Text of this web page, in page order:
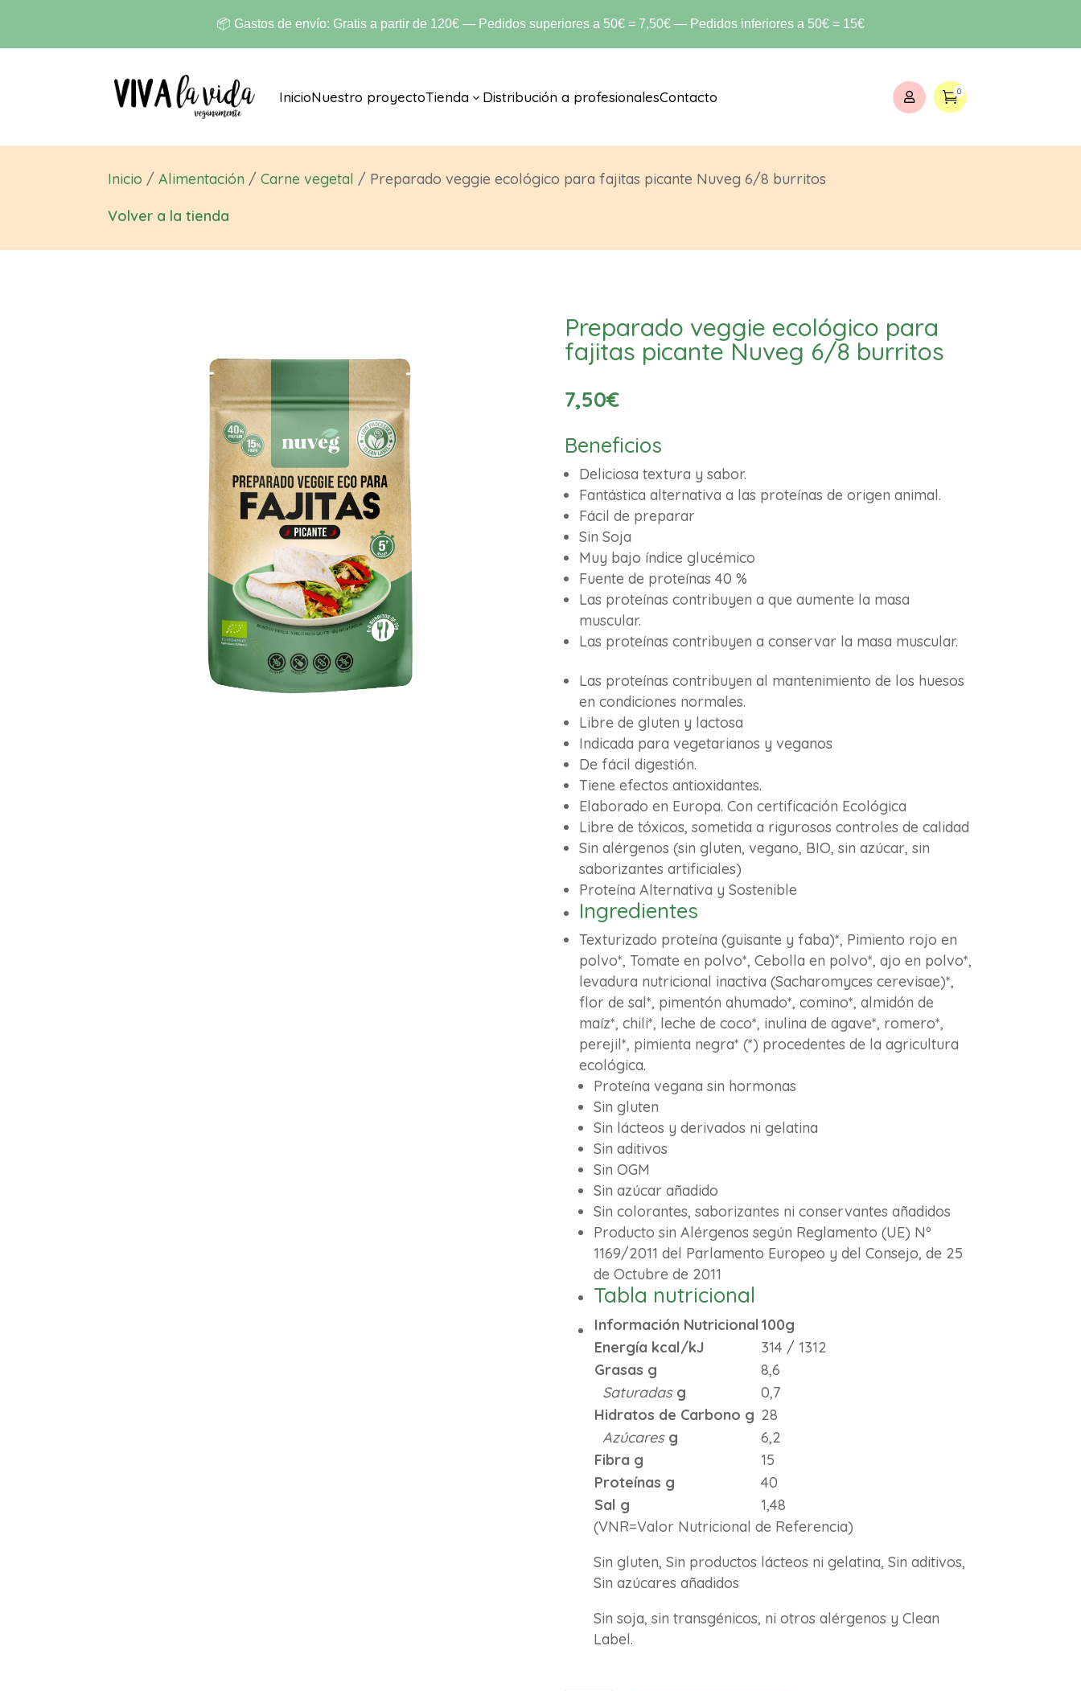
📦 Gastos de envío: Gratis a partir de 120€ — Pedidos superiores a 50€ = 7,50€ — Pedidos inferiores a 50€ = 15€
InicioNuestro proyectoTienda 3 Distribución a profesionalesContacto  0
Inicio /Alimentación /Carne vegetal / Preparado veggie ecológico para fajitas picante Nuveg 6/8 burritos
Volver a la tienda
Preparado veggie ecológico para
fajitas picante Nuveg 6/8 burritos
7,50€
Beneficios
Deliciosa textura y sabor.
Fantástica alternativa a las proteínas de origen animal.
Fácil de preparar
Sin Soja
Muy bajo índice glucémico
Fuente de proteínas 40 %
Las proteínas contribuyen a que aumente la masa
muscular.
Las proteínas contribuyen a conservar la masa muscular.
Las proteínas contribuyen al mantenimiento de los huesos
en condiciones normales.
Libre de gluten y lactosa
Indicada para vegetarianos y veganos
De fácil digestión.
Tiene efectos antioxidantes.
Elaborado en Europa. Con certificación Ecológica
Libre de tóxicos, sometida a rigurosos controles de calidad
Sin alérgenos (sin gluten, vegano, BIO, sin azúcar, sin
saborizantes artificiales)
Proteína Alternativa y Sostenible
Ingredientes
Texturizado proteína (guisante y faba)*, Pimiento rojo en
polvo*, Tomate en polvo*, Cebolla en polvo*, ajo en polvo*,
levadura nutricional inactiva (Sacharomyces cerevisae)*,
flor de sal*, pimentón ahumado*, comino*, almidón de
maíz*, chili*, leche de coco*, inulina de agave*, romero*,
perejil*, pimienta negra* (*) procedentes de la agricultura
ecológica.
Proteína vegana sin hormonas
Sin gluten
Sin lácteos y derivados ni gelatina
Sin aditivos
Sin OGM
Sin azúcar añadido
Sin colorantes, saborizantes ni conservantes añadidos
Producto sin Alérgenos según Reglamento (UE) Nº
1169/2011 del Parlamento Europeo y del Consejo, de 25
de Octubre de 2011
Tabla nutricional
Información Nutricional100g
Energía kcal/kJ
314 / 1312
Grasas g
8,6
Saturadas g
0,7
Hidratos de Carbono g 28
Azúcares g
6,2
Fibra g
15
Proteínas g
40
Sal g
1,48
(VNR=Valor Nutricional de Referencia)
Sin gluten, Sin productos lácteos ni gelatina, Sin aditivos,
Sin azúcares añadidos
Sin soja, sin transgénicos, ni otros alérgenos y Clean
Label.